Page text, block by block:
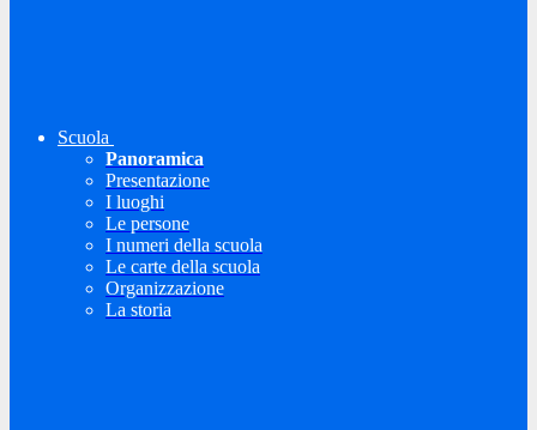
Scuola
Panoramica
Presentazione
I luoghi
Le persone
I numeri della scuola
Le carte della scuola
Organizzazione
La storia